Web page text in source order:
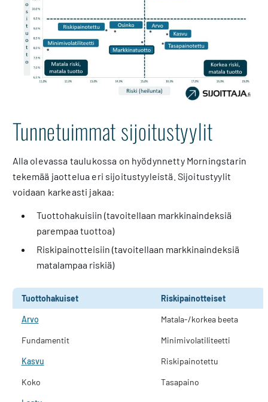
Tunnetuimmat sijoitustyylit
Alla olevassa taulukossa on hyödynnetty Morningstarin
tekemää jaottelua eri sijoitustyyleistä. Sijoitustyylit
voidaan karkeasti jakaa:
Tuottohakuisiin (tavoitellaan markkinaindeksiä
parempaa tuottoa)
Riskipainotteisiin (tavoitellaan markkinaindeksiä
matalampaa riskiä)
Tuottohakuiset Riskipainotteiset
Arvo Matala-/korkea beeta
Fundamentit Minimivolatiliteetti
Kasvu Riskipainotettu
Koko Tasapaino